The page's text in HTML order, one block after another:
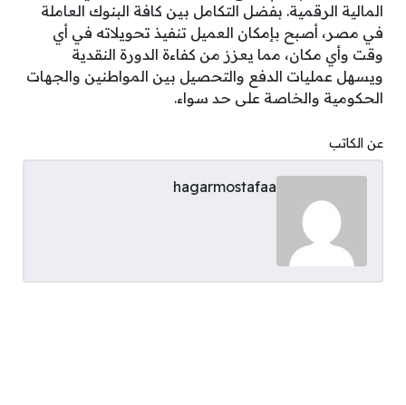
المالية الرقمية. بفضل التكامل بين كافة البنوك العاملة
في مصر، أصبح بإمكان العميل تنفيذ تحويلاته في أي
وقت وأي مكان، مما يعزز من كفاءة الدورة النقدية
ويسهل عمليات الدفع والتحصيل بين المواطنين والجهات
الحكومية والخاصة على حد سواء.
عن الكاتب
hagarmostafaa